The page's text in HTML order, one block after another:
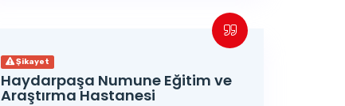
Şikayet
Haydarpaşa Numune Eğitim ve
Araştırma Hastanesi